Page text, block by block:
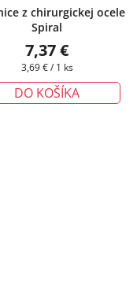
z chirurgickej ocele
Spiral
7,37 €
Jednotková
3,69 € / 1 ks
DO KOŠÍKA